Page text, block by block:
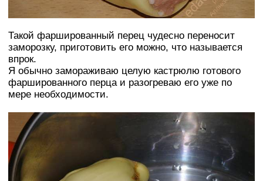
Такой фаршированный перец чудесно переносит
заморозку, приготовить его можно, что называется
впрок.
Я обычно замораживаю целую кастрюлю готового
фаршированного перца и разогреваю его уже по
мере необходимости.